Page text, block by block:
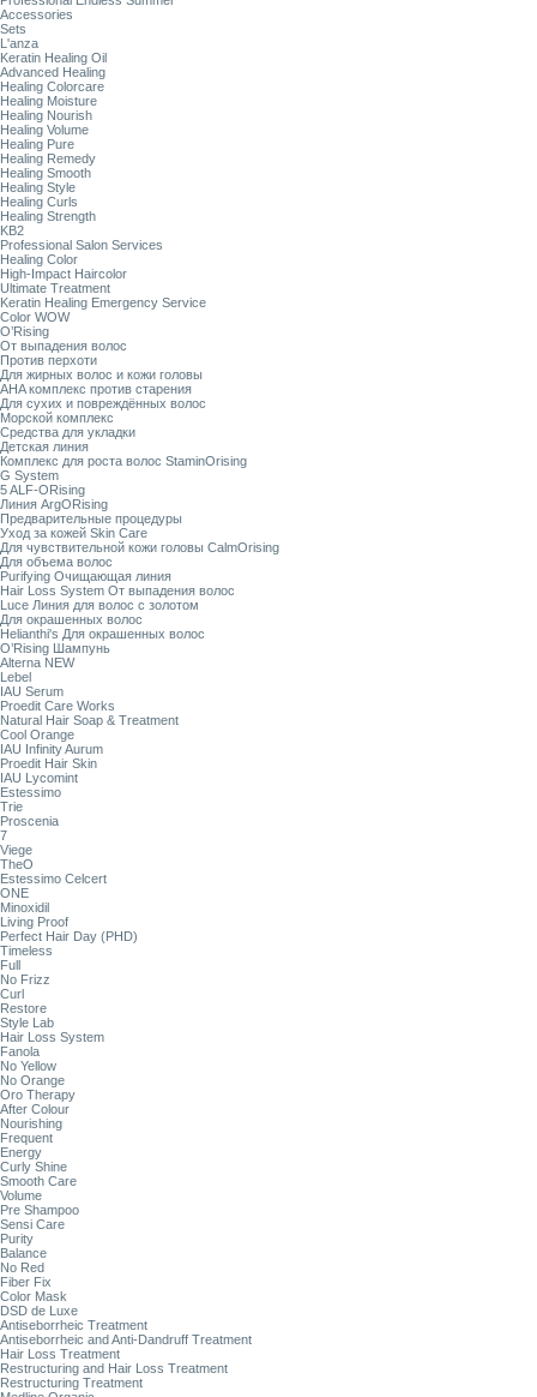
Accessories
Sets
L'anza
Keratin Healing Oil
Advanced Healing
Healing Colorcare
Healing Moisture
Healing Nourish
Healing Volume
Healing Pure
Healing Remedy
Healing Smooth
Healing Style
Healing Curls
Healing Strength
KB2
Professional Salon Services
Healing Color
High-Impact Haircolor
Ultimate Treatment
Keratin Healing Emergency Service
Color WOW
O’Rising
От выпадения волос
Против перхоти
Для жирных волос и кожи головы
AHA комплекс против старения
Для сухих и повреждённых волос
Морской комплекс
Средства для укладки
Детская линия
Комплекс для роста волос StaminOrising
G System
5 ALF-ORising
Линия ArgORising
Предварительные процедуры
Уход за кожей Skin Care
Для чувствительной кожи головы CalmOrising
Для объема волос
Purifying Очищающая линия
Hair Loss System От выпадения волос
Luce Линия для волос с золотом
Для окрашенных волос
Helianthi's Для окрашенных волос
O’Rising Шампунь
Alterna NEW
Lebel
IAU Serum
Proedit Care Works
Natural Hair Soap & Treatment
Cool Orange
IAU Infinity Aurum
Proedit Hair Skin
IAU Lycomint
Estessimo
Trie
Proscenia
7
Viege
TheO
Estessimo Celcert
ONE
Minoxidil
Living Proof
Perfect Hair Day (PHD)
Timeless
Full
No Frizz
Curl
Restore
Style Lab
Hair Loss System
Fanola
No Yellow
No Orange
Oro Therapy
After Colour
Nourishing
Frequent
Energy
Curly Shine
Smooth Care
Volume
Pre Shampoo
Sensi Care
Purity
Balance
No Red
Fiber Fix
Color Mask
DSD de Luxe
Antiseborrheic Treatment
Antiseborrheic and Anti-Dandruff Treatment
Hair Loss Treatment
Restructuring and Hair Loss Treatment
Restructuring Treatment